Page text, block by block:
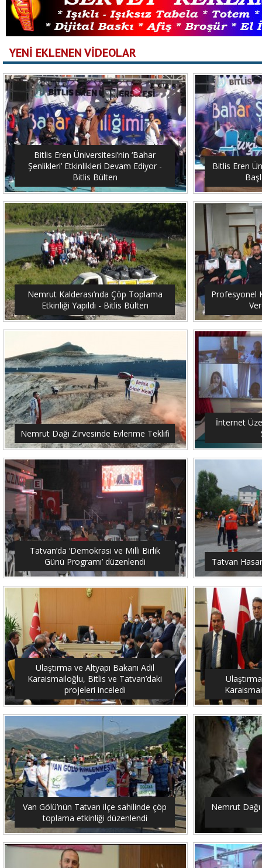
YENİ EKLENEN VİDEOLAR
Bitlis Eren Üniversitesi’nin ‘Bahar
Şenlikleri’ Etkinlikleri Devam Ediyor -
Bitlis Bülten
Bitlis Eren
Nemrut Kalderası’nda Çöp Toplama
Etkinliği Yapıldı - Bitlis Bülten
Profesyonel
Nemrut Dağı Zirvesinde Evlenme Teklifi
İnternet
Tatvan’da ‘Demokrasi ve Milli Birlik
Günü Programı’ düzenlendi
Tatvan Hasar
Ulaştırma ve Altyapı Bakanı Adil
Karaismailoğlu, Bitlis ve Tatvan’daki
projeleri inceledi
Van Gölü’nün Tatvan ilçe sahilinde çöp
toplama etkinliği düzenlendi
Nemrut